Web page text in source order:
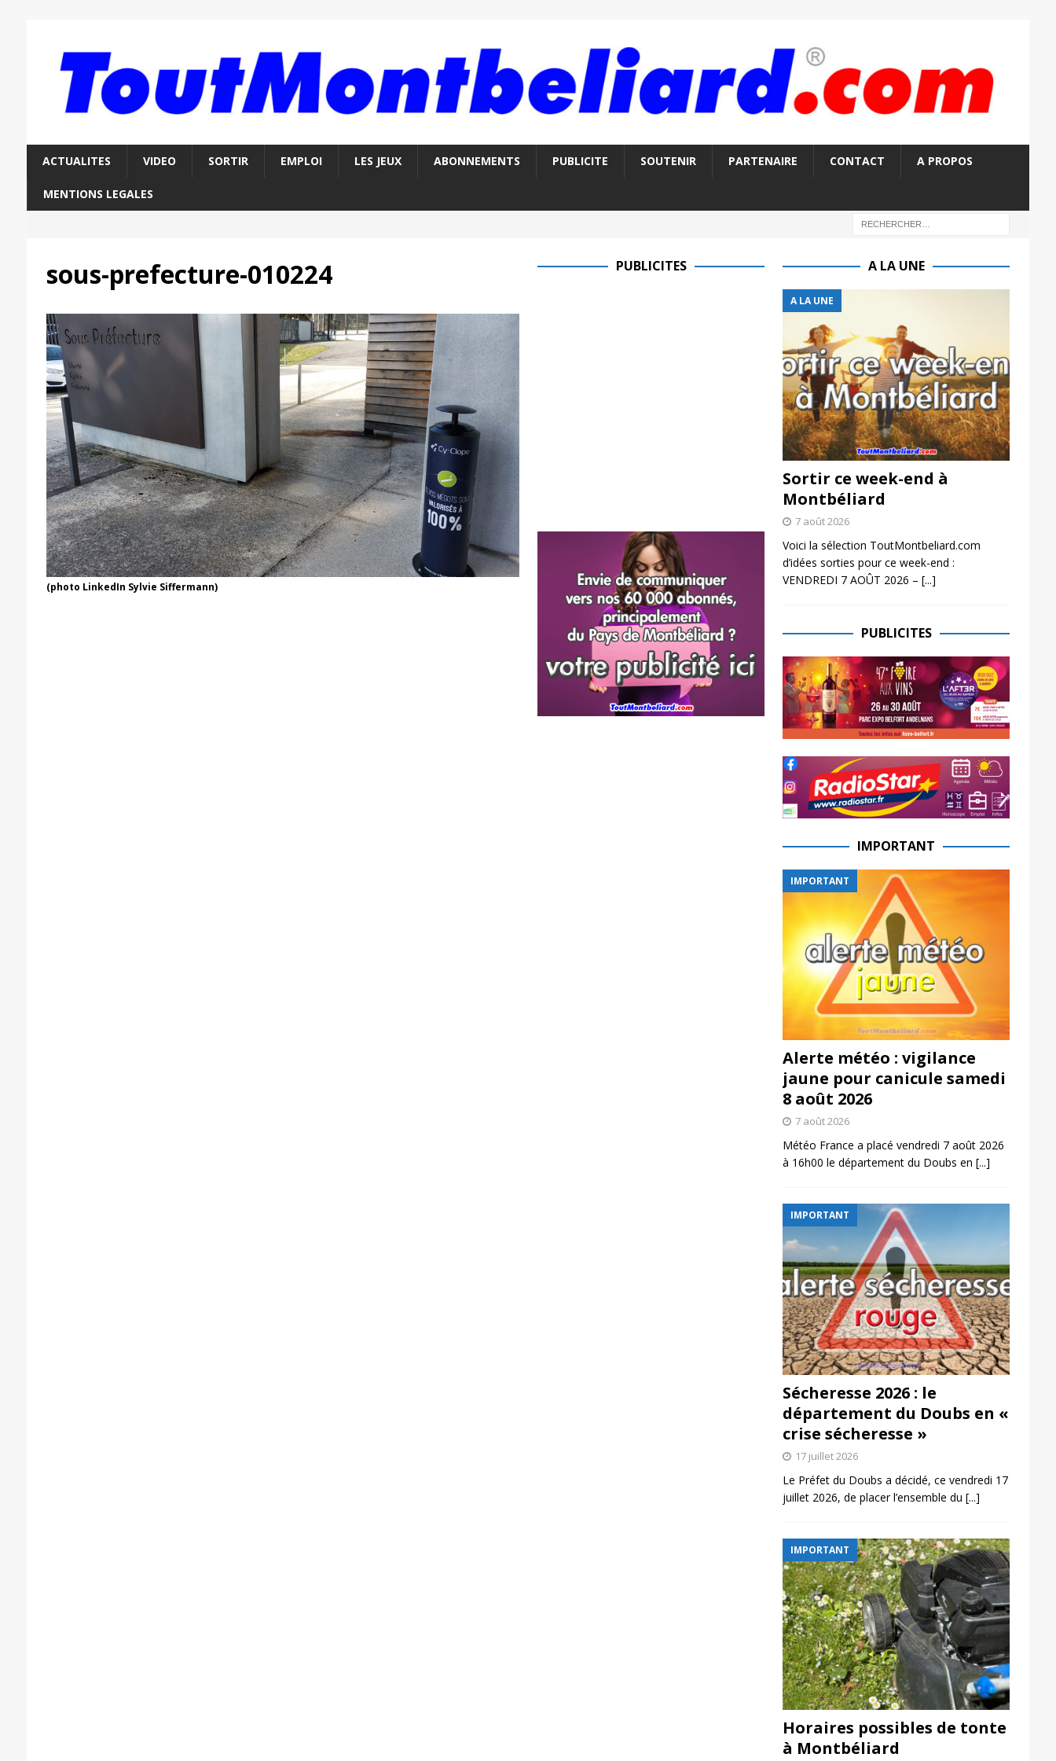
ACTUALITES VIDEO SORTIR EMPLOI LES JEUX ABONNEMENTS PUBLICITE SOUTENIR PARTENAIRE CONTACT A PROPOS
MENTIONS LEGALES
sous-prefecture-010224
(photo LinkedIn Sylvie Siffermann)
PUBLICITES A LA UNE
A LA UNE
Sortir ce week-end à
Montbéliard
7 août 2026
Voici la sélection ToutMontbeliard.com
d’idées sorties pour ce week-end :
VENDREDI 7 AOÛT 2026 – [...]
PUBLICITES
IMPORTANT
IMPORTANT
Alerte météo : vigilance
jaune pour canicule samedi
8 août 2026
7 août 2026
Météo France a placé vendredi 7 août 2026
à 16h00 le département du Doubs en [...]
IMPORTANT
Sécheresse 2026 : le
département du Doubs en «
crise sécheresse »
17 juillet 2026
Le Préfet du Doubs a décidé, ce vendredi 17
juillet 2026, de placer l’ensemble du [...]
IMPORTANT
Horaires possibles de tonte
à Montbéliard